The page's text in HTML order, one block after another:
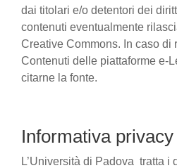
dai titolari e/o detentori dei
contenuti eventualmente
Creative Commons. In caso di
Contenuti delle piattaforme e-
citarne la fonte.
Informativa privacy
L’Università di Padova tratta i